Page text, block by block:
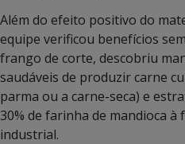
Além do efeito positivo do
equipe verificou benefícios
frango de corte, descobriu
saudáveis de produzir carne
parma ou a carne-seca) e
30% de farinha de mandioca à
industrial.